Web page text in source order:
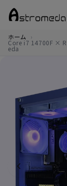
A
s
r
o
m
ロ
ダ）
ホーム
Core i7 14700F ×
eda